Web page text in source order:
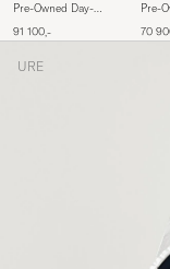
Pre-Owned Day-
91 100,-
Pre-
70
URE